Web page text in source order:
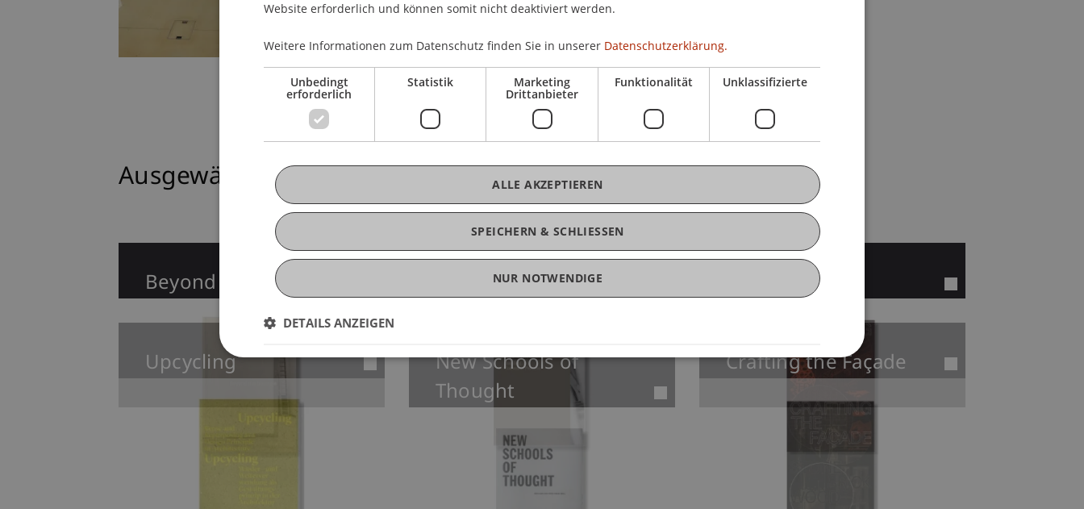
Ausgewählte Bücher
Beyond the Biennale Modellwerkstatt Crafting Wood
Upcycling
New Schools of
Thought
Crafting the Façade
Website erforderlich und können somit nicht deaktiviert werden.
Weitere Informationen zum Datenschutz finden Sie in unserer Datenschutzerklärung.
Unbedingt
erforderlich
Statistik Marketing
Drittanbieter
Funktionalität Unklassifizierte
SPEICHERN & SCHLIESSEN
ALLE AKZEPTIEREN
NUR NOTWENDIGE
DETAILS ANZEIGEN